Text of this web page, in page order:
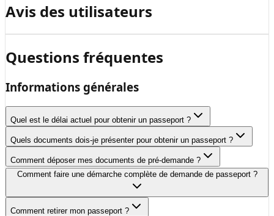
Avis des utilisateurs
Questions fréquentes
Informations générales
Quel est le délai actuel pour obtenir un passeport ?
Quels documents dois-je présenter pour obtenir un passeport ?
Comment déposer mes documents de pré-demande ?
Comment faire une démarche complète de demande de passeport ?
Comment retirer mon passeport ?